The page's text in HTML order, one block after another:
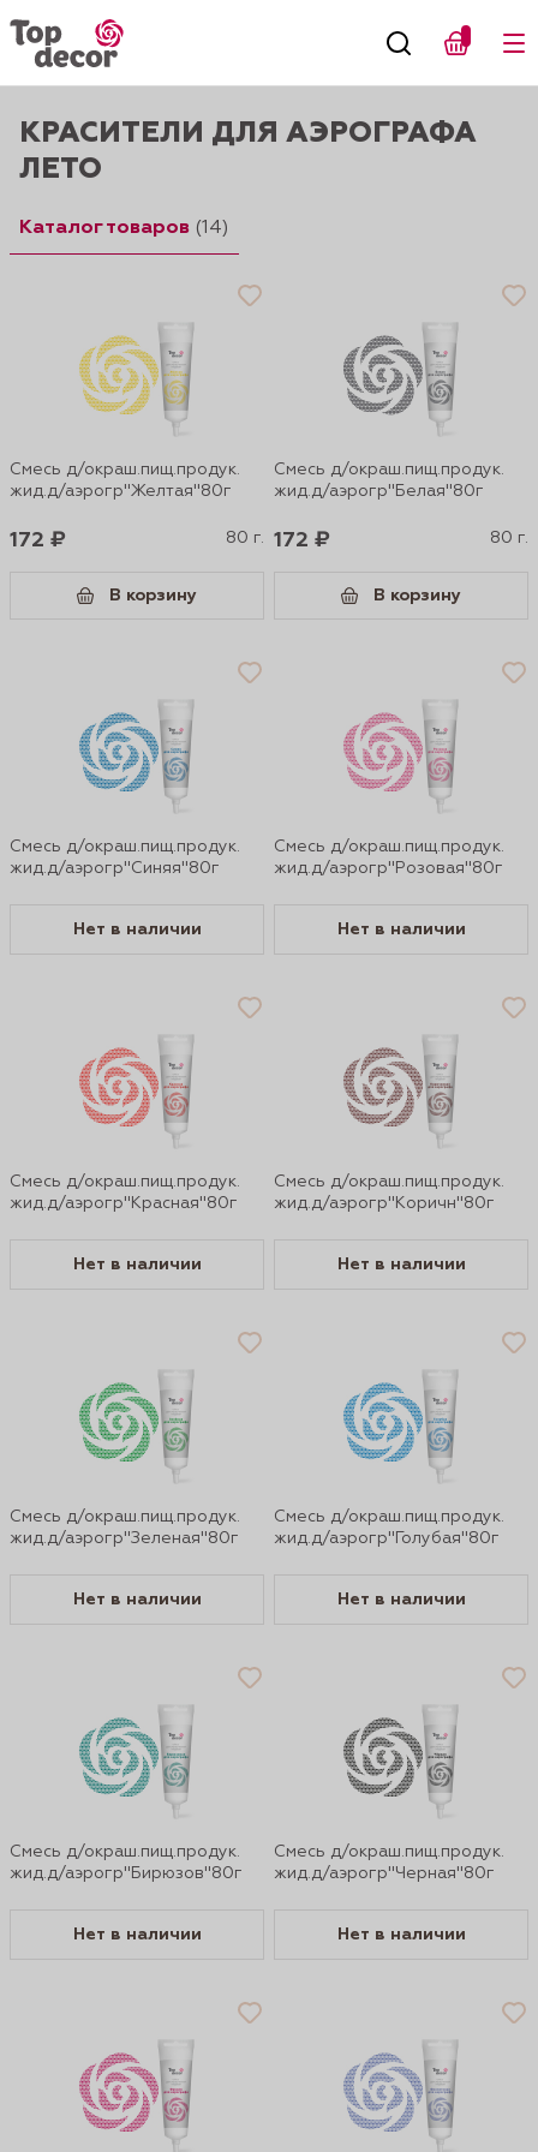
КРАСИТЕЛИ ДЛЯ АЭРОГРАФА
ЛЕТО
Каталог товаров (14)
Смесь д/окраш.пищ.продук.
жид.д/аэрогр"Желтая"80г
172 ₽ 80 г.
В корзину
Смесь д/окраш.пищ.продук.
жид.д/аэрогр"Белая"80г
172 ₽ 80 г.
В корзину
Смесь д/окраш.пищ.продук.
жид.д/аэрогр"Синяя"80г
Нет в наличии
Смесь д/окраш.пищ.продук.
жид.д/аэрогр"Розовая"80г
Нет в наличии
Смесь д/окраш.пищ.продук.
жид.д/аэрогр"Красная"80г
Нет в наличии
Смесь д/окраш.пищ.продук.
жид.д/аэрогр"Коричн"80г
Нет в наличии
Смесь д/окраш.пищ.продук.
жид.д/аэрогр"Зеленая"80г
Нет в наличии
Смесь д/окраш.пищ.продук.
жид.д/аэрогр"Голубая"80г
Нет в наличии
Смесь д/окраш.пищ.продук.
жид.д/аэрогр"Бирюзов"80г
Нет в наличии
Смесь д/окраш.пищ.продук.
жид.д/аэрогр"Черная"80г
Нет в наличии